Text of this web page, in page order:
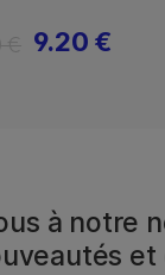
9.20 €
à notre